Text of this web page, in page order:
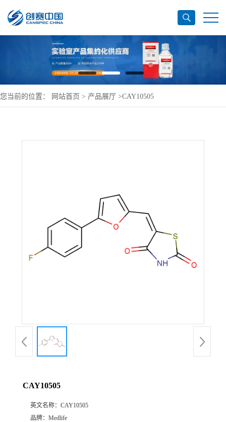
您当前的位置： 网站首页 > 产品展厅 >CAY10505
CAY10505
英文名称： CAY10505
品牌： Medlife